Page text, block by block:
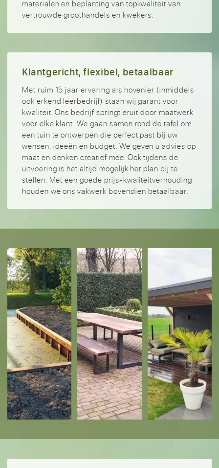
materialen en beplanting van topkwaliteit van
vertrouwde groothandels en kwekers.
Klantgericht, flexibel, betaalbaar
Met ruim 15 jaar ervaring als hovenier (inmiddels
ook erkend leerbedrijf) staan wij garant voor
kwaliteit. Ons bedrijf springt eruit door maatwerk
voor elke klant. We gaan samen rond de tafel om
een tuin te ontwerpen die perfect past bij uw
wensen, ideeën en budget. We geven u advies op
maat en denken creatief mee. Ook tijdens de
uitvoering is het altijd mogelijk het plan bij te
stellen. Met een goede prijs-kwaliteitverhouding
houden we ons vakwerk bovendien betaalbaar.